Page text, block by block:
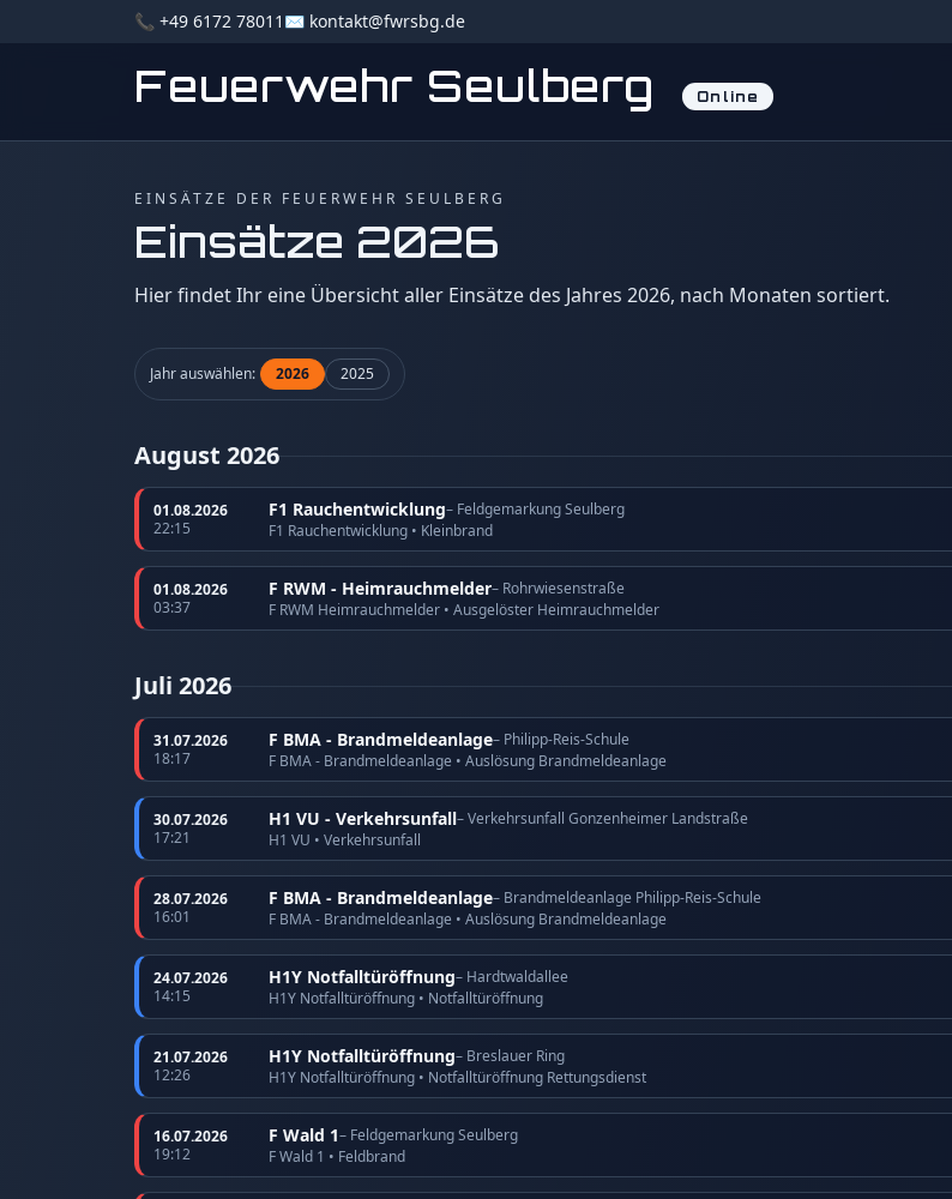
📞 +49 6172 78011 ✉️ kontakt@fwrsbg.de
Feuerwehr Seulberg Online
EINSÄTZE DER FEUERWEHR SEULBERG
Einsätze 2026
Hier findet Ihr eine Übersicht aller Einsätze des Jahres 2026, nach Monaten sortiert.
Jahr auswählen: 2026 2025
August 2026
01.08.2026
22:15
F1 Rauchentwicklung– Feldgemarkung Seulberg
F1 Rauchentwicklung • Kleinbrand
01.08.2026
03:37
F RWM - Heimrauchmelder– Rohrwiesenstraße
F RWM Heimrauchmelder • Ausgelöster Heimrauchmelder
Juli 2026
31.07.2026
18:17
F BMA - Brandmeldeanlage– Philipp-Reis-Schule
F BMA - Brandmeldeanlage • Auslösung Brandmeldeanlage
30.07.2026
17:21
H1 VU - Verkehrsunfall– Verkehrsunfall Gonzenheimer Landstraße
H1 VU • Verkehrsunfall
28.07.2026
16:01
F BMA - Brandmeldeanlage– Brandmeldeanlage Philipp-Reis-Schule
F BMA - Brandmeldeanlage • Auslösung Brandmeldeanlage
24.07.2026
14:15
H1Y Notfalltüröffnung– Hardtwaldallee
H1Y Notfalltüröffnung • Notfalltüröffnung
21.07.2026
12:26
H1Y Notfalltüröffnung– Breslauer Ring
H1Y Notfalltüröffnung • Notfalltüröffnung Rettungsdienst
16.07.2026
19:12
F Wald 1– Feldgemarkung Seulberg
F Wald 1 • Feldbrand